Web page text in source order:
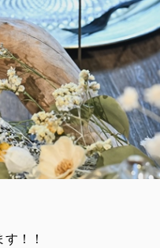
！！